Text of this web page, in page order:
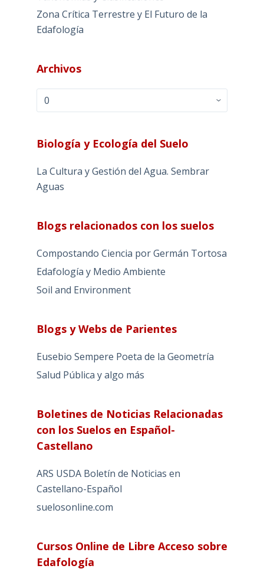
Zona Crítica Terrestre y El Futuro de la
Edafología
Archivos
Archivos
Biología y Ecología del Suelo
La Cultura y Gestión del Agua. Sembrar
Aguas
Blogs relacionados con los suelos
Compostando Ciencia por Germán Tortosa
Edafología y Medio Ambiente
Soil and Environment
Blogs y Webs de Parientes
Eusebio Sempere Poeta de la Geometría
Salud Pública y algo más
Boletines de Noticias Relacionadas
con los Suelos en Español-
Castellano
ARS USDA Boletín de Noticias en
Castellano-Español
suelosonline.com
Cursos Online de Libre Acceso sobre
Edafología